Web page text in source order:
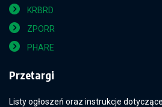
KRBRD
ZPORR
PHARE
Przetargi
Listy ogłoszeń oraz instrukcje